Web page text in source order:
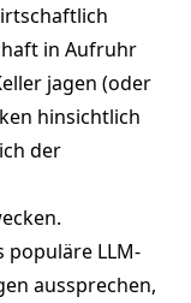
in Aufruhr
jagen (oder
hinsichtlich
der
populäre LLM-
aussprechen,